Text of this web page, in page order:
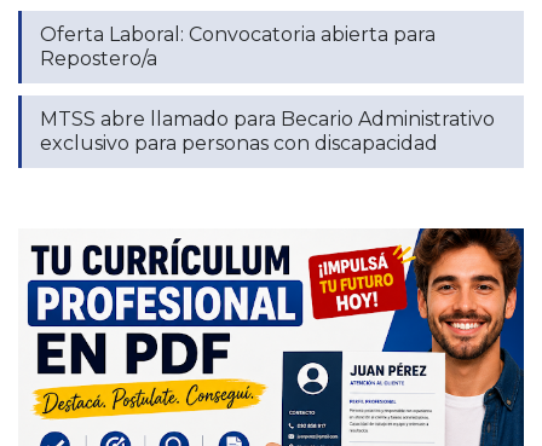
Oferta Laboral: Convocatoria abierta para
Repostero/a
MTSS abre llamado para Becario Administrativo
exclusivo para personas con discapacidad